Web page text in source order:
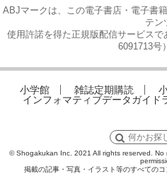
ABJマークは、この電子書店・電子書
テン
使用許諾を得た正規版配信サービス
6091713号
小学館 雑誌定期購読
インフォマティブデータガイド
© Shogakukan Inc. 2021 All rights reserved.
掲載の記事・写真・イラスト等のすべての